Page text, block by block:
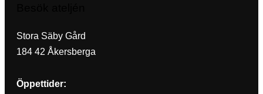
Stora Säby Gård
184 42 Åkersberga
Öppettider: